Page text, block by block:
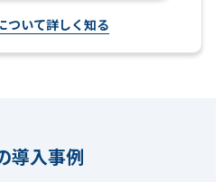
ついて詳しく知る
導入事例